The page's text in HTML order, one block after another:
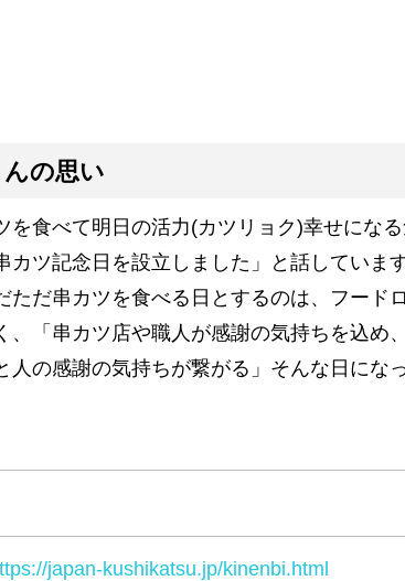
の思い
食べて明日の活力(カツリョク)幸せにな
ツ記念日を設立しました」と話していま
だ串カツを食べる日とするのは、フード
「串カツ店や職人が感謝の気持ちを込め
の感謝の気持ちが繋がる」そんな日にな
japan-kushikatsu.jp/kinenbi.html